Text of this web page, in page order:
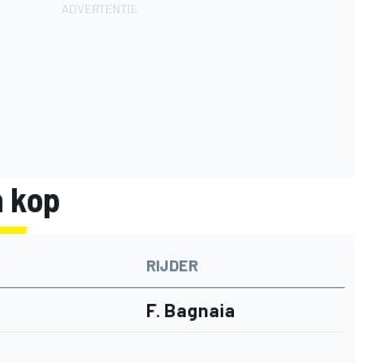
kop
RIJDER
F. Bagnaia